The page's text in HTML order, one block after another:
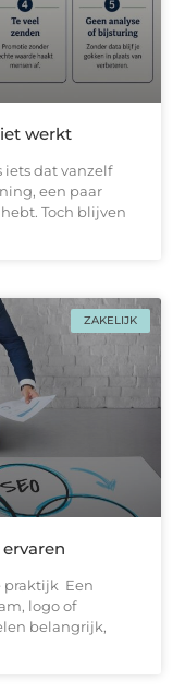
werkt
iets dat vanzelf
een paar
Toch blijven
ZAKELIJK
praktijk Een
logo of
belangrijk,